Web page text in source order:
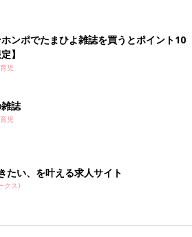
ンポでたまひよ雑誌を買うとポイント10
】
児
誌
児
たい、を叶える求人サイト
クス)